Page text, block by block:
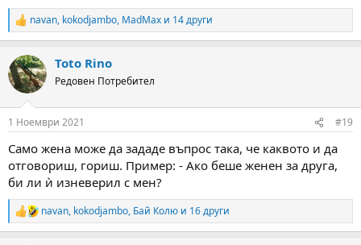
R
e
c
t
i
s
navan, kokodjambo, MadMax и 14 други
Toto Rino
Редовен Потребител
1 Ноември 2021 #19
Само жена може да зададе въпрос така, че каквото и да
отговориш, гориш. Пример: - Ако беше женен за друга,
би ли ѝ изневерил с мен?
R
e
navan, kokodjambo, Бай Колю и 16 други